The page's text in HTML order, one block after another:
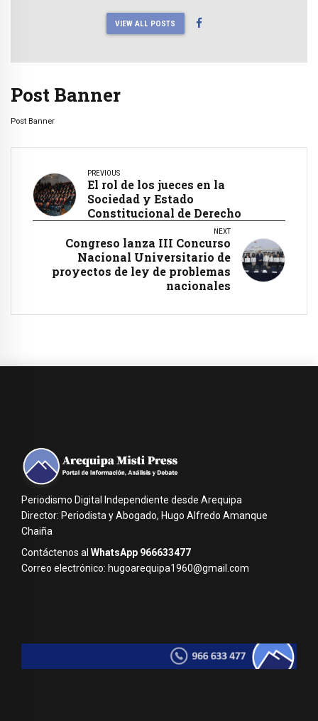
VIEW ALL POSTS
Post Banner
Post Banner
PREVIOUS
El rol de los jueces en la
Sociedad y Estado
Constitucional de Derecho
NEXT
Congreso lanza III Concurso
Nacional Universitario de
proyectos de ley de problemas
nacionales
Periodismo Digital Independiente desde Arequipa
Director: Periodista y Abogado, Hugo Alfredo Amanque
Chaiña
Contáctenos al WhatsApp 966633477
Correo electrónico: hugoarequipa1960@gmail.com